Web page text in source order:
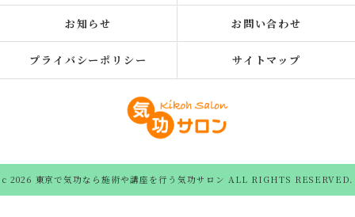
お知らせ お問い合わせ
プライバシーポリシー サイトマップ
c 2026 東京で気功なら施術や講座を行う気功サロン ALL RIGHTS RESERVED.